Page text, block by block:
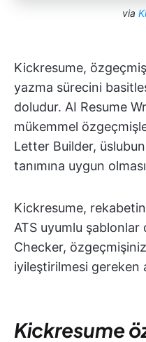
via
Kickresume,
yazma sürecini
doludur. AI Resume
mükemmel
Letter Builder,
tanımına uygun
Kickresume,
ATS uyumlu şablonlar
Checker,
iyileştirilmesi gereken
Kickresume